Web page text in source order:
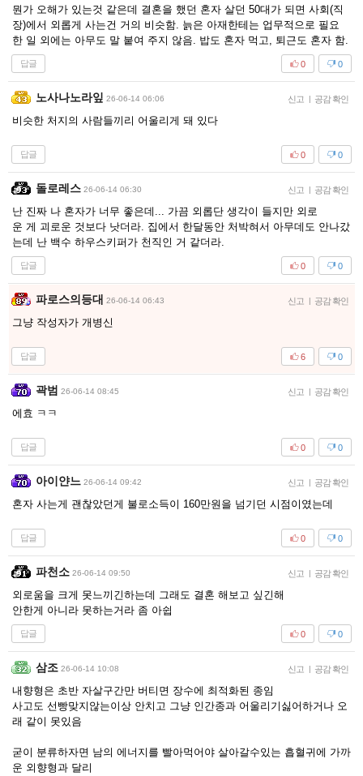
뭔가 오해가 있는것 같은데 결혼을 했던 혼자 살던 50대가 되면 사회(직
장)에서 외롭게 사는건 거의 비슷함. 늙은 아재한테는 업무적으로 필요
한 일 외에는 아무도 말 붙여 주지 않음. 밥도 혼자 먹고, 퇴근도 혼자 함.
답글 0
0
노사나노라잎 26-06-14 06:06 신고 | 공감 확인
비슷한 처지의 사람들끼리 어울리게 돼 있다
답글 0
0
돌로레스 26-06-14 06:30 신고 | 공감 확인
난 진짜 나 혼자가 너무 좋은데... 가끔 외롭단 생각이 들지만 외로
운 게 괴로운 것보다 낫더라. 집에서 한달동안 처박혀서 아무데도 안나갔
는데 난 백수 하우스키퍼가 천직인 거 같더라.
답글 0
0
파로스의등대 26-06-14 06:43 신고 | 공감 확인
그냥 작성자가 개병신
답글 0
6
곽범 26-06-14 08:45 신고 | 공감 확인
에효 ㅋㅋ
답글 0
0
아이얀느 26-06-14 09:42 신고 | 공감 확인
혼자 사는게 괜찮았던게 불로소득이 160만원을 넘기던 시점이였는데
답글 0
0
파천소 26-06-14 09:50 신고 | 공감 확인
외로움을 크게 못느끼긴하는데 그래도 결혼 해보고 싶긴해
안한게 아니라 못하는거라 좀 아쉽
답글 0
0
삼조 26-06-14 10:08 신고 | 공감 확인
내향형은 초반 자살구간만 버티면 장수에 최적화된 종임
사고도 선빵맞지않는이상 안치고 그냥 인간종과 어울리기싫어하거나 오
래 같이 못있음
굳이 분류하자면 남의 에너지를 빨아먹어야 살아갈수있는 흡혈귀에 가까
운 외향형과 달리